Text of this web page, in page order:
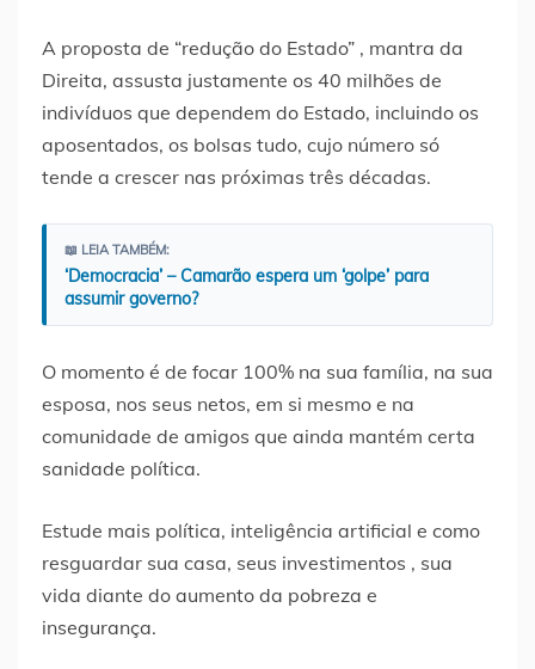
A proposta de “redução do Estado” , mantra da
Direita, assusta justamente os 40 milhões de
indivíduos que dependem do Estado, incluindo os
aposentados, os bolsas tudo, cujo número só
tende a crescer nas próximas três décadas.
📖 LEIA TAMBÉM:
‘Democracia’ – Camarão espera um ‘golpe’ para
assumir governo?
O momento é de focar 100% na sua família, na sua
esposa, nos seus netos, em si mesmo e na
comunidade de amigos que ainda mantém certa
sanidade política.
Estude mais política, inteligência artificial e como
resguardar sua casa, seus investimentos , sua
vida diante do aumento da pobreza e
insegurança.